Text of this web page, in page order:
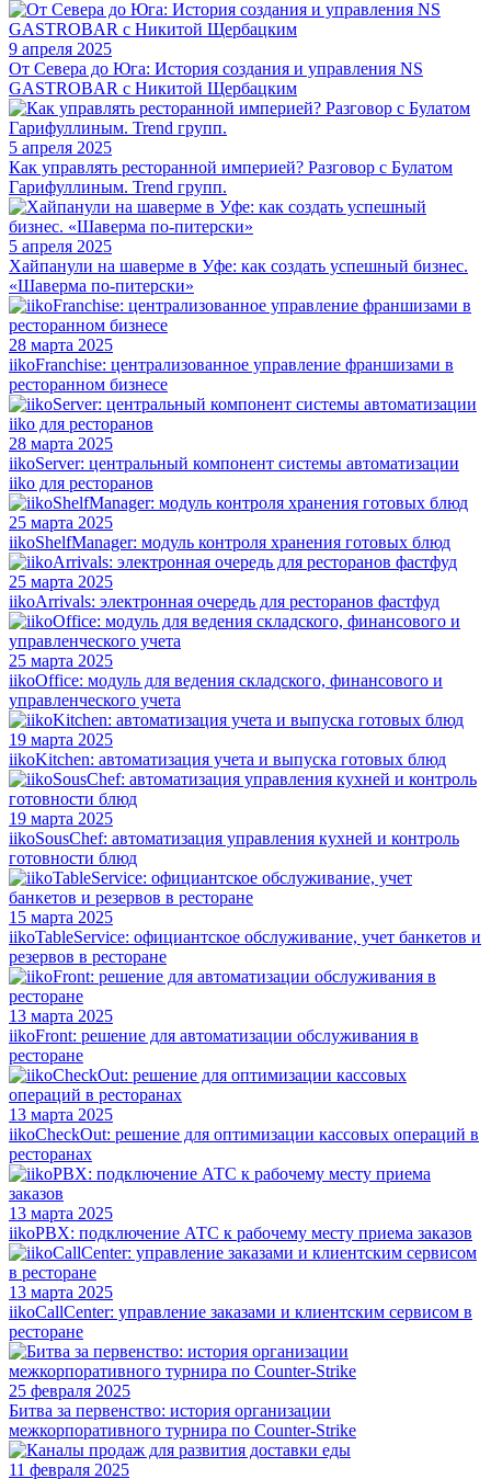
9 апреля 2025
От Севера до Юга: История создания и управления NS
GASTROBAR с Никитой Щербацким
5 апреля 2025
Как управлять ресторанной империей? Разговор с Булатом
Гарифуллиным. Trend групп.
5 апреля 2025
Хайпанули на шаверме в Уфе: как создать успешный бизнес.
«Шаверма по-питерски»
28 марта 2025
iikoFranchise: централизованное управление франшизами в
ресторанном бизнесе
28 марта 2025
iikoServer: центральный компонент системы автоматизации
iiko для ресторанов
25 марта 2025
iikoShelfManager: модуль контроля хранения готовых блюд
25 марта 2025
iikoArrivals: электронная очередь для ресторанов фастфуд
25 марта 2025
iikoOffice: модуль для ведения складского, финансового и
управленческого учета
19 марта 2025
iikoKitchen: автоматизация учета и выпуска готовых блюд
19 марта 2025
iikoSousChef: автоматизация управления кухней и контроль
готовности блюд
15 марта 2025
iikoTableService: официантское обслуживание, учет банкетов и
резервов в ресторане
13 марта 2025
iikoFront: решение для автоматизации обслуживания в
ресторане
13 марта 2025
iikoCheckOut: решение для оптимизации кассовых операций в
ресторанах
13 марта 2025
iikoPBX: подключение АТС к рабочему месту приема заказов
13 марта 2025
iikoCallCenter: управление заказами и клиентским сервисом в
ресторане
25 февраля 2025
Битва за первенство: история организации
межкорпоративного турнира по Counter-Strike
11 февраля 2025